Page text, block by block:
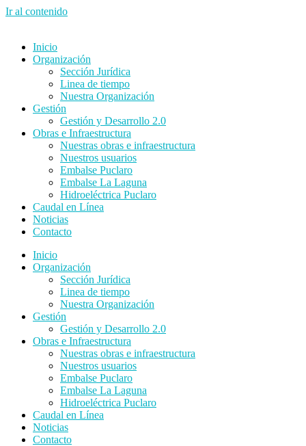
Ir al contenido
Inicio
Organización
Sección Jurídica
Linea de tiempo
Nuestra Organización
Gestión
Gestión y Desarrollo 2.0
Obras e Infraestructura
Nuestras obras e infraestructura
Nuestros usuarios
Embalse Puclaro
Embalse La Laguna
Hidroeléctrica Puclaro
Caudal en Línea
Noticias
Contacto
Inicio
Organización
Sección Jurídica
Linea de tiempo
Nuestra Organización
Gestión
Gestión y Desarrollo 2.0
Obras e Infraestructura
Nuestras obras e infraestructura
Nuestros usuarios
Embalse Puclaro
Embalse La Laguna
Hidroeléctrica Puclaro
Caudal en Línea
Noticias
Contacto